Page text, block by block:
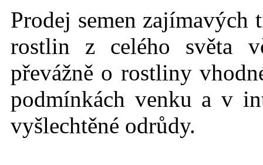
Prodej semen
rostlin z celého světa
převážně o rostliny
podmínkách venku a v
vyšlechtěné odrůdy.